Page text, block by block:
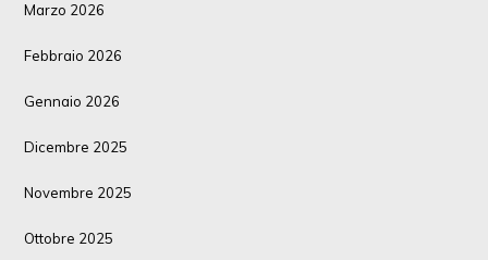
Marzo 2026
Febbraio 2026
Gennaio 2026
Dicembre 2025
Novembre 2025
Ottobre 2025